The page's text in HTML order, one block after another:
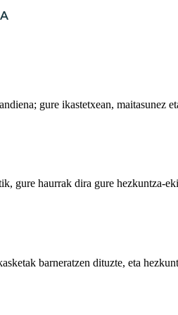
gure ikastetxean, maitasunez
gure haurrak dira gure hezkuntza-
barneratzen dituzte, eta